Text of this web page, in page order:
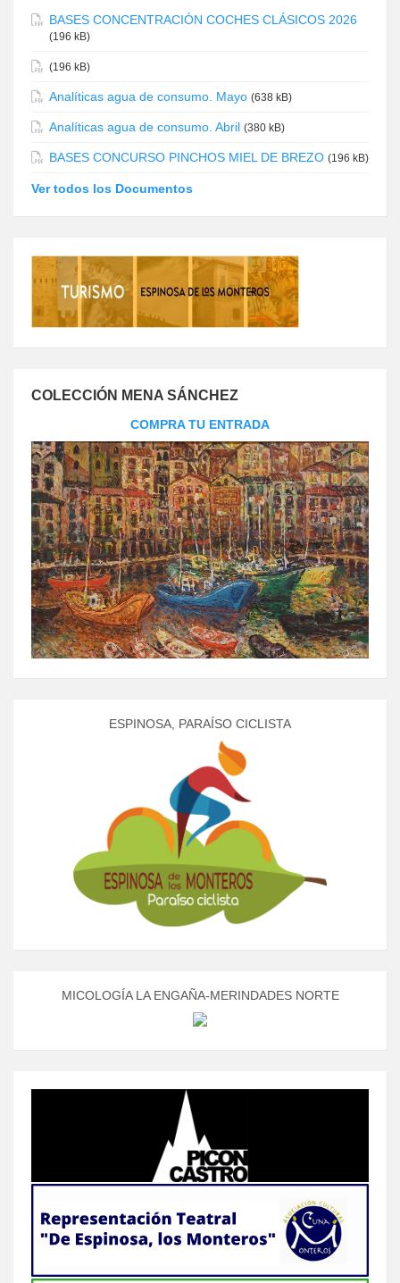
BASES CONCENTRACIÓN COCHES CLÁSICOS 2026
(196 kB)
(196 kB)
Analíticas agua de consumo. Mayo (638 kB)
Analíticas agua de consumo. Abril (380 kB)
BASES CONCURSO PINCHOS MIEL DE BREZO (196 kB)
Ver todos los Documentos
COLECCIÓN MENA SÁNCHEZ
COMPRA TU ENTRADA
ESPINOSA, PARAÍSO CICLISTA
MICOLOGÍA LA ENGAÑA-MERINDADES NORTE